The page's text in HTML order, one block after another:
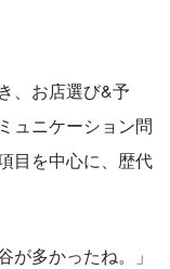
、お店選び&予
ュニケーション問
目を中心に、歴代
が多かったね。」